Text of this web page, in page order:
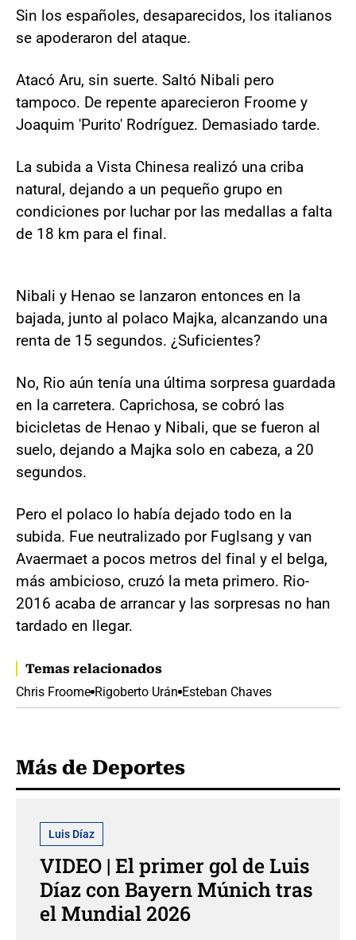
Sin los españoles, desaparecidos, los italianos
se apoderaron del ataque.
Atacó Aru, sin suerte. Saltó Nibali pero
tampoco. De repente aparecieron Froome y
Joaquim 'Purito' Rodríguez. Demasiado tarde.
La subida a Vista Chinesa realizó una criba
natural, dejando a un pequeño grupo en
condiciones por luchar por las medallas a falta
de 18 km para el final.
Nibali y Henao se lanzaron entonces en la
bajada, junto al polaco Majka, alcanzando una
renta de 15 segundos. ¿Suficientes?
No, Rio aún tenía una última sorpresa guardada
en la carretera. Caprichosa, se cobró las
bicicletas de Henao y Nibali, que se fueron al
suelo, dejando a Majka solo en cabeza, a 20
segundos.
Pero el polaco lo había dejado todo en la
subida. Fue neutralizado por Fuglsang y van
Avaermaet a pocos metros del final y el belga,
más ambicioso, cruzó la meta primero. Rio-
2016 acaba de arrancar y las sorpresas no han
tardado en llegar.
Temas relacionados
Chris Froome Rigoberto Urán Esteban Chaves
Más de Deportes
Luis Díaz
VIDEO | El primer gol de Luis
Díaz con Bayern Múnich tras
el Mundial 2026